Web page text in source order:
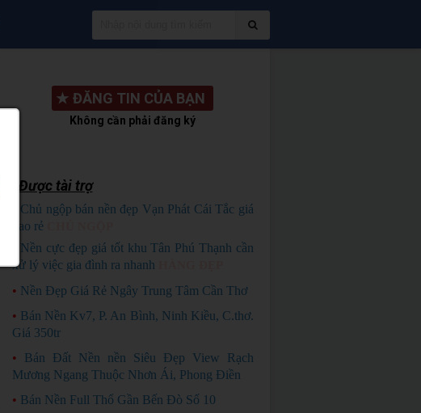
★ ĐĂNG TIN CỦA BẠN
Không cần phải đăng ký
Được tài trợ
Chủ ngộp bán nền đẹp Vạn Phát Cái Tắc giá
bao rẻ
Nền cực đẹp giá tốt khu Tân Phú Thạnh cần
xử lý việc gia đình ra nhanh
• Nền Đẹp Giá Rẻ Ngây Trung Tâm Cần Thơ
• Bán Nền Kv7, P. An Bình, Ninh Kiều, C.thơ.
Giá 350tr
• Bán Đất Nền nền Siêu Đẹp View Rạch
Mương Ngang Thuộc Nhơn Ái, Phong Điền
• Bán Nền Full Thổ Gần Bến Đò Số 10